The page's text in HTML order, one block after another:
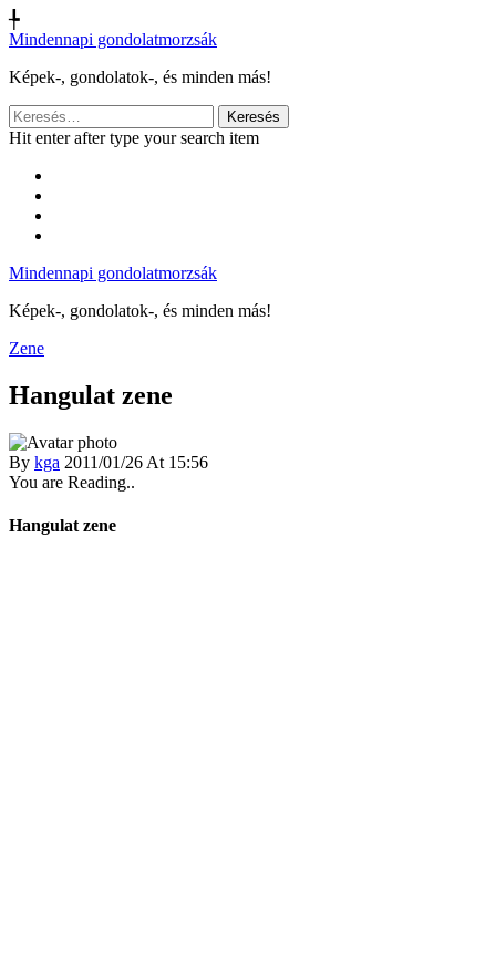
╄
Mindennapi gondolatmorzsák
Képek-, gondolatok-, és minden más!
Keresés:
Hit enter after type your search item
Mindennapi gondolatmorzsák
Képek-, gondolatok-, és minden más!
Zene
Hangulat zene
By kga 2011/01/26 At 15:56
You are Reading..
Hangulat zene